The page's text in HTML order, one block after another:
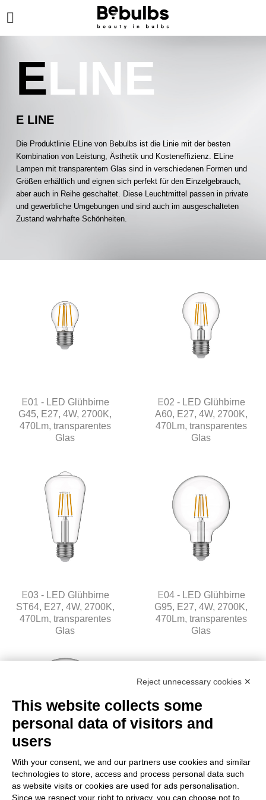
E01 - LED Glühbirne
G45, E27, 4W, 2700K,
470Lm, transparentes
Glas
E02 - LED Glühbirne
A60, E27, 4W, 2700K,
470Lm, transparentes
Glas
E03 - LED Glühbirne
ST64, E27, 4W, 2700K,
470Lm, transparentes
Glas
E04 - LED Glühbirne
G95, E27, 4W, 2700K,
470Lm, transparentes
Glas
E05 - LED Glühbirne
E08 - LED-Glühbirne
ELINE
E LINE
Die Produktlinie ELine von Bebulbs ist die Linie mit der besten
Kombination von Leistung, Ästhetik und Kosteneffizienz. ELine
Lampen mit transparentem Glas sind in verschiedenen Formen und
Größen erhältlich und eignen sich perfekt für den Einzelgebrauch,
aber auch in Reihe geschaltet. Diese Leuchtmittel passen in private
und gewerbliche Umgebungen und sind auch im ausgeschalteten
Zustand wahrhafte Schönheiten.
Reject unnecessary cookies ✕
This website collects some
personal data of visitors and
users
With your consent, we and our partners use cookies and similar
technologies to store, access and process personal data such
as website visits or cookies are used for ads personalisation.
Since we respect your right to privacy, you can choose not to